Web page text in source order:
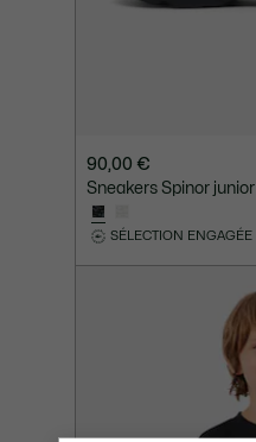
90,00 €
Sneakers Spinor junior
SÉLECTION ENGAGÉE